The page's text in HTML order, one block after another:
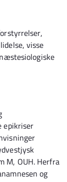
visse
epikriser
M, OUH. Herfra
og